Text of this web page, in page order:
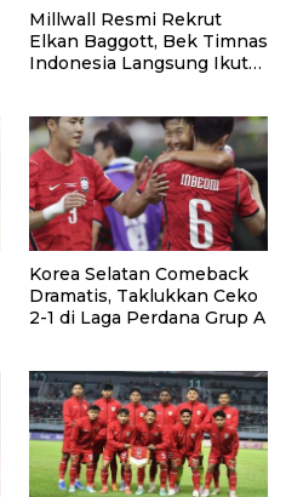
Millwall Resmi Rekrut
Elkan Baggott, Bek Timnas
Indonesia Langsung Ikut
Korea Selatan Comeback
Dramatis, Taklukkan Ceko
2-1 di Laga Perdana Grup A